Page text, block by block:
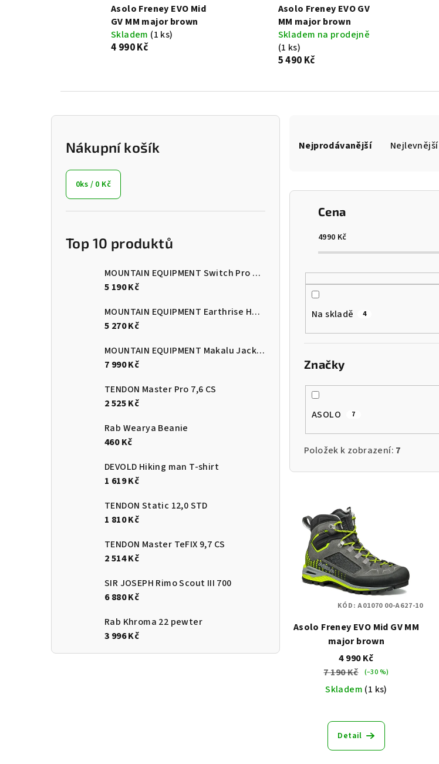
Asolo Freney EVO Mid
GV MM major brown
Skladem (1 ks)
4 990 Kč
Asolo Freney EVO GV
MM major brown
Skladem na prodejně
(1 ks)
5 490 Kč
Nákupní košík
0ks / 0 Kč
Top 10 produktů
MOUNTAIN EQUIPMENT Switch Pro Hooded Jacket Men's Mykonos/Majolica
5 190 Kč
MOUNTAIN EQUIPMENT Earthrise Hooded Jacket Men's
5 270 Kč
MOUNTAIN EQUIPMENT Makalu Jacket Women's Stellar/Majolica L
7 990 Kč
TENDON Master Pro 7,6 CS
2 525 Kč
Rab Wearya Beanie
460 Kč
DEVOLD Hiking man T-shirt
1 619 Kč
TENDON Static 12,0 STD
1 810 Kč
TENDON Master TeFIX 9,7 CS
2 514 Kč
SIR JOSEPH Rimo Scout III 700
6 880 Kč
Rab Khroma 22 pewter
3 996 Kč
a
e
Nejprodávanější Nejlevnější
Cena
4990 Kč
Na skladě 4
Značky
ASOLO 7
Položek k zobrazení: 7
r
Asolo Freney EVO Mid GV MM
major brown
4 990 Kč
7 190 Kč
(–30 %)
Skladem (1 ks)
Detail
KÓD:A01070 00-A627-10